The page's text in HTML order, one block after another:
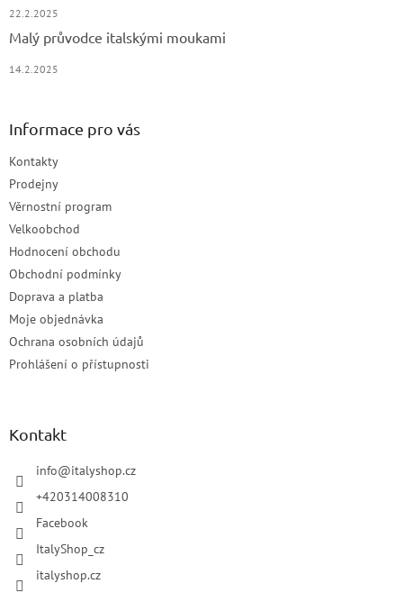
22.2.2025
Malý průvodce italskými moukami
14.2.2025
Informace pro vás
Kontakty
Prodejny
Věrnostní program
Velkoobchod
Hodnocení obchodu
Obchodní podmínky
Doprava a platba
Moje objednávka
Ochrana osobních údajů
Prohlášení o přístupnosti
Kontakt
info@italyshop.cz
+420314008310
Facebook
ItalyShop_cz
italyshop.cz